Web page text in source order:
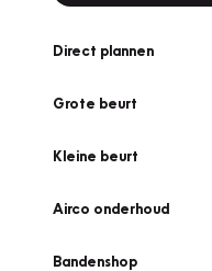
Direct plannen
Grote beurt
Kleine beurt
Airco onderhoud
Bandenshop